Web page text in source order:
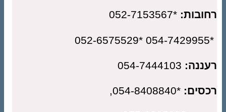
*052-7153567
054-7444103
*054-8408840,